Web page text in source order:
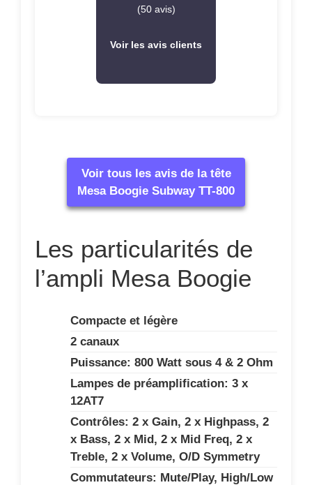
(50 avis)
Voir les avis clients
Voir tous les avis de la tête
Mesa Boogie Subway TT-800
Les particularités de
l’ampli Mesa Boogie
Compacte et légère
2 canaux
Puissance: 800 Watt sous 4 & 2 Ohm
Lampes de préamplification: 3 x
12AT7
Contrôles: 2 x Gain, 2 x Highpass, 2
x Bass, 2 x Mid, 2 x Mid Freq, 2 x
Treble, 2 x Volume, O/D Symmetry
Commutateurs: Mute/Play, High/Low